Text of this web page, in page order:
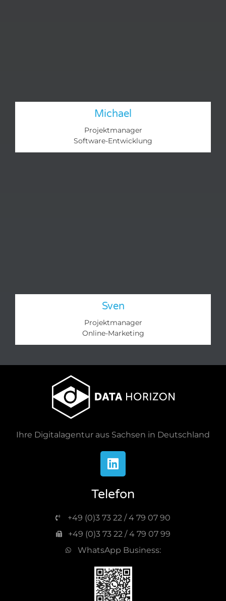
Michael
Projektmanager
Software-Entwicklung
Sven
Projektmanager
Online-Marketing​
Ihre Digitalagentur aus Sachsen in Deutschland
Telefon
+49 (0)3 73 22 / 4 79 07 90
+49 (0)3 73 22 / 4 79 07 99
WhatsApp Business: